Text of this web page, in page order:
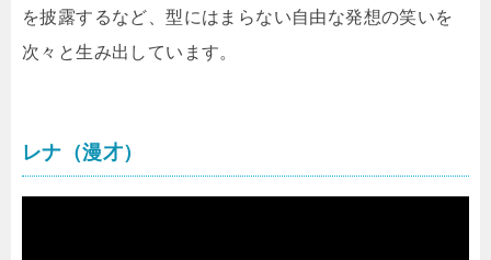
を披露するなど、型にはまらない自由な発想の笑いを
次々と生み出しています。
レナ（漫才）